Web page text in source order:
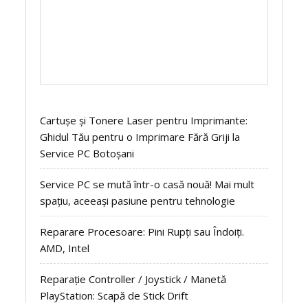
Cartușe și Tonere Laser pentru Imprimante:
Ghidul Tău pentru o Imprimare Fără Griji la
Service PC Botoșani
Service PC se mută într-o casă nouă! Mai mult
spațiu, aceeași pasiune pentru tehnologie
Reparare Procesoare: Pini Rupți sau Îndoiți.
AMD, Intel
Reparație Controller / Joystick / Manetă
PlayStation: Scapă de Stick Drift